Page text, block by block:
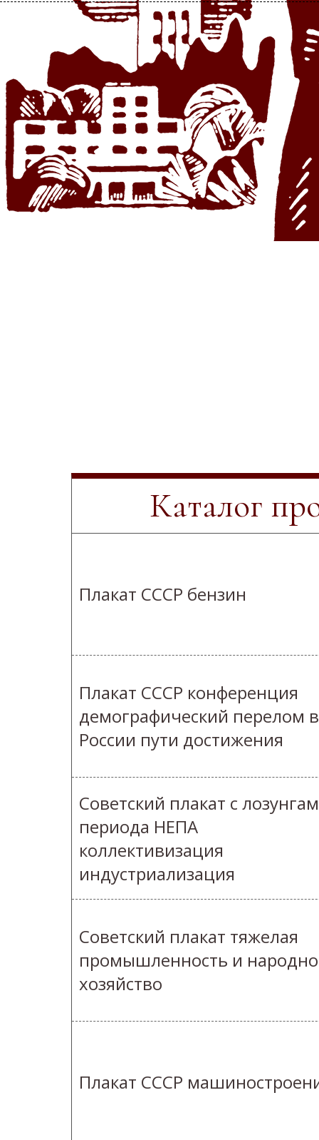
Каталог
Плакат СССР бензин
Плакат СССР конференция
демографический перелом в
России пути достижения
Советский плакат с
периода НЕПА
коллективизация
индустриализация
Советский плакат тяжелая
промышленность и
хозяйство
Плакат СССР